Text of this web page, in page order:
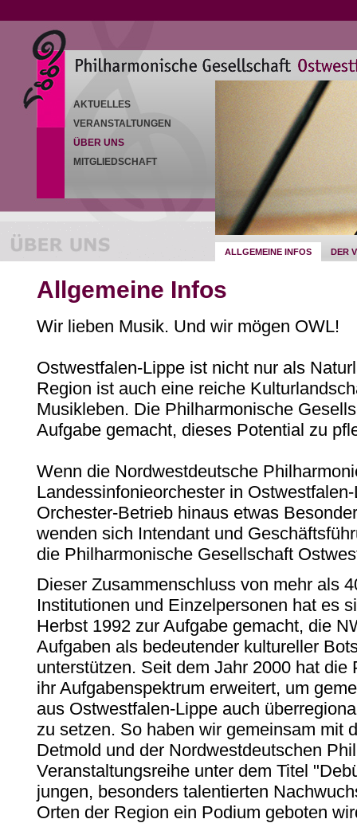
AKTUELLES
VERANSTALTUNGEN
ÜBER UNS
MITGLIEDSCHAFT
ALLGEMEINE INFOS DER
Allgemeine Infos
Wir lieben Musik. Und wir mögen OWL!
Ostwestfalen-Lippe ist nicht nur als
Region ist auch eine reiche
Musikleben. Die Philharmonische
Aufgabe gemacht, dieses Potential zu
Wenn die Nordwestdeutsche
Landessinfonieorchester in
Orchester-Betrieb hinaus etwas
wenden sich Intendant und
die Philharmonische Gesellschaft
Dieser Zusammenschluss von mehr als
Institutionen und Einzelpersonen hat es
Herbst 1992 zur Aufgabe gemacht, die
Aufgaben als bedeutender kultureller
unterstützen. Seit dem Jahr 2000 hat
ihr Aufgabenspektrum erweitert, um
aus Ostwestfalen-Lippe auch
zu setzen. So haben wir gemeinsam mit
Detmold und der Nordwestdeutschen
Veranstaltungsreihe unter dem Titel
jungen, besonders talentierten
Orten der Region ein Podium geboten